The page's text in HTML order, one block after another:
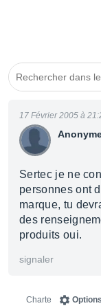
17 Février 2005 à
Sertec je ne
personnes ont
marque, tu
des
produits oui.
signaler
Options
Charte